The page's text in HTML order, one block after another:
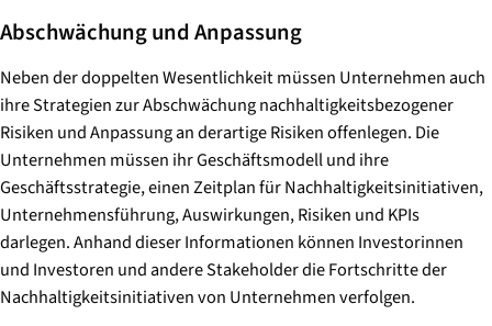
Abschwächung und Anpassung
Neben der doppelten Wesentlichkeit müssen Unternehmen auch
ihre Strategien zur Abschwächung nachhaltigkeitsbezogener
Risiken und Anpassung an derartige Risiken offenlegen. Die
Unternehmen müssen ihr Geschäftsmodell und ihre
Geschäftsstrategie, einen Zeitplan für Nachhaltigkeitsinitiativen,
Unternehmensführung, Auswirkungen, Risiken und KPIs
darlegen. Anhand dieser Informationen können Investorinnen
und Investoren und andere Stakeholder die Fortschritte der
Nachhaltigkeitsinitiativen von Unternehmen verfolgen.